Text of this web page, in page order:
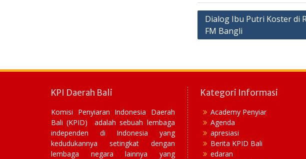
Post
navigation
Dialog Ibu Putri Koster di
FM Bangli
KPI Daerah Bali
Komisi Penyiaran Indonesia Daerah
Bali (KPID) adalah sebuah lembaga
independen di Indonesia yang
kedudukannya setingkat dengan
lembaga negara lainnya yang
Kategori Informasi
Academy Penyiar
Agenda
apresiasi
Berita KPID Bali
edaran